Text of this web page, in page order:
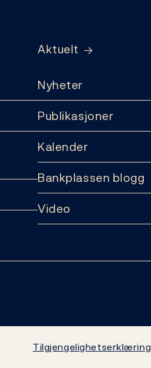
Aktuelt
Nyheter
Publikasjoner
Kalender
Bankplassen blogg
Video
Tilgjengelighetserklæring